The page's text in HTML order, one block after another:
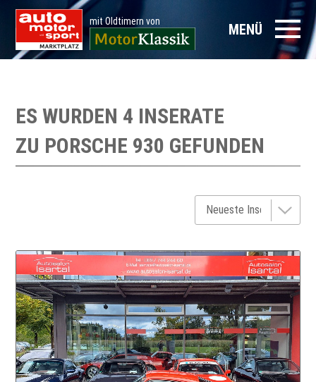
mit Oldtimern von MENÜ
ES WURDEN 4 INSERATE
ZU PORSCHE 930 GEFUNDEN